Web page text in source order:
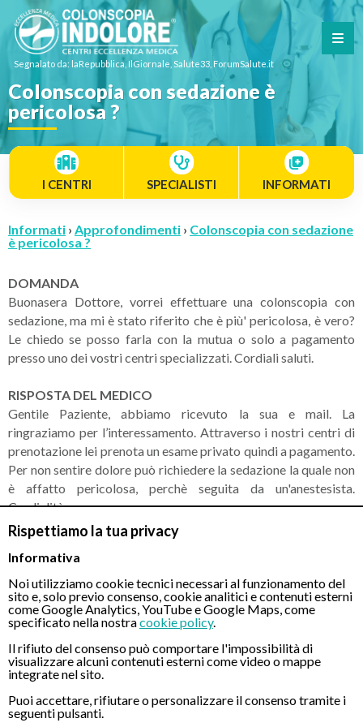
Rispettiamo la tua privacy
Informativa
Noi utilizziamo cookie tecnici necessari al funzionamento del
sito e, solo previo consenso, cookie analitici e contenuti esterni
come Google Analytics, YouTube e Google Maps, come
specificato nella nostracookie policy.
Il rifiuto del consenso può comportare l'impossibilità di
visualizzare alcuni contenuti esterni come video o mappe
integrate nel sito.
Puoi accettare, rifiutare o personalizzare il consenso tramite i
seguenti pulsanti.
Segnalato da: laRepubblica, IlGiornale, Salute33, ForumSalute.it
Colonscopia con sedazione è
pericolosa ?
I CENTRI SPECIALISTI INFORMATI
Informati › Approfondimenti › Colonscopia con sedazione
è pericolosa ?
DOMANDA
Buonasera Dottore, vorrei effettuare una colonscopia con
sedazione, ma mi è stato riferito che è più' pericolosa, è vero?
Le chiedo se posso farla con la mutua o solo a pagamento
presso uno dei vostri centri specializzati. Cordiali saluti.
RISPOSTA DEL MEDICO
Gentile Paziente, abbiamo ricevuto la sua e mail. La
ringraziamo per l’interessamento. Attraverso i nostri centri di
prenotazione lei prenota un esame privato quindi a pagamento.
Per non sentire dolore può richiedere la sedazione la quale non
è affatto pericolosa, perchè seguita da un'anestesista.
Cordialità.
CONTATTI
Chiamaci